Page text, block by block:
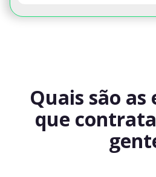
Quais são as
que